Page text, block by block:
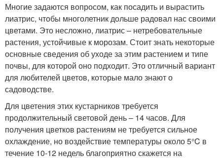
Многие задаются вопросом, как посадить и вырастить
лиатрис, чтобы многолетник дольше радовал нас своими
цветами. Это несложно, лиатрис – нетребовательные
растения, устойчивые к морозам. Стоит знать некоторые
основные сведения об уходе за этим растением и типе
почвы, для которой оно подходит. Это отличный вариант
для любителей цветов, которые мало знают о
садоводстве.
Для цветения этих кустарников требуется
продолжительный световой день – 14 часов. Для
получения цветков растениям не требуется сильное
охлаждение, но воздействие температуры около 5°C в
течение 10-12 недель благоприятно скажется на